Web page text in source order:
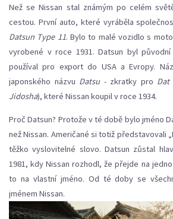
Než se Nissan stal známým po celém
cestou. První auto, které vyráběla
Datsun Type 11. Bylo to malé vozidlo s
vyrobené v roce 1931. Datsun byl
používal pro export do USA a Evropy.
japonského názvu Datsu- zkratky pro Dat
Jidosha), které Nissan koupil v roce 1934.
Proč Datsun? Protože v té době bylo jméno
než Nissan. Američané si totiž představovali
těžko vyslovitelné slovo. Datsun zůstal
1981, kdy Nissan rozhodl, že přejde na
to na vlastní jméno. Od té doby se
jménem Nissan.